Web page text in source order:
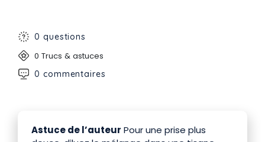
0 questions
0 Trucs & astuces
0 commentaires
Astuce de l’auteur Pour une prise plus